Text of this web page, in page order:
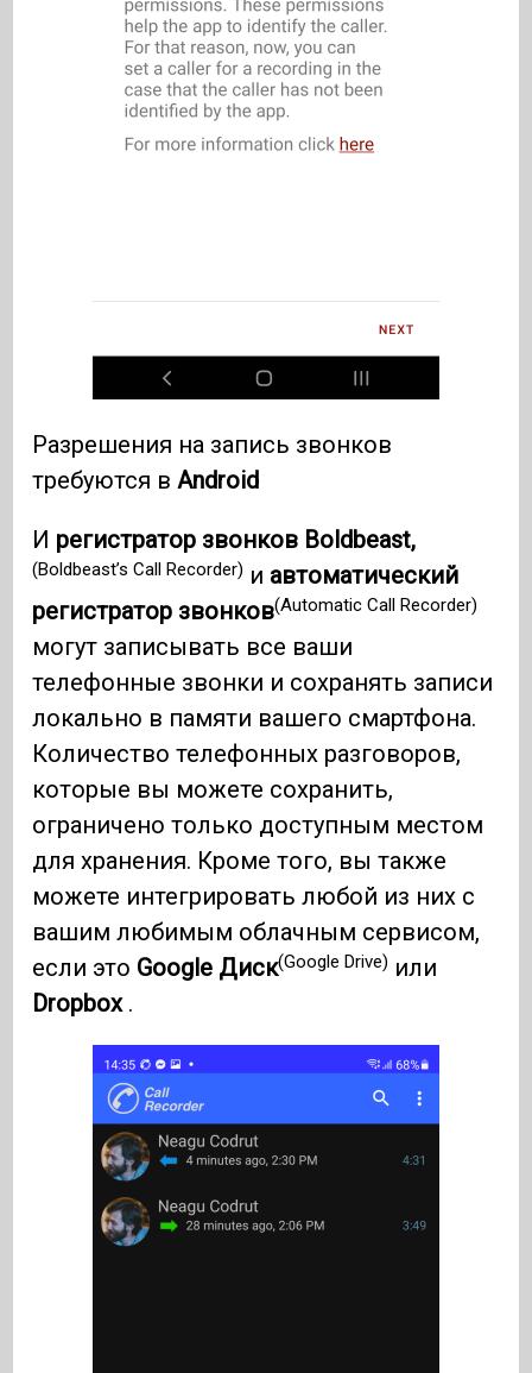
Разрешения на запись звонков
требуются вAndroid
И регистратор звонков Boldbeast,
(Boldbeast’s Call Recorder) и автоматический
регистратор звонков(Automatic Call Recorder)
могут записывать все ваши
телефонные звонки и сохранять записи
локально в памяти вашего смартфона.
Количество телефонных разговоров,
которые вы можете сохранить,
ограничено только доступным местом
для хранения. Кроме того, вы также
можете интегрировать любой из них с
вашим любимым облачным сервисом,
если это Google Диск(Google Drive) или
Dropbox.